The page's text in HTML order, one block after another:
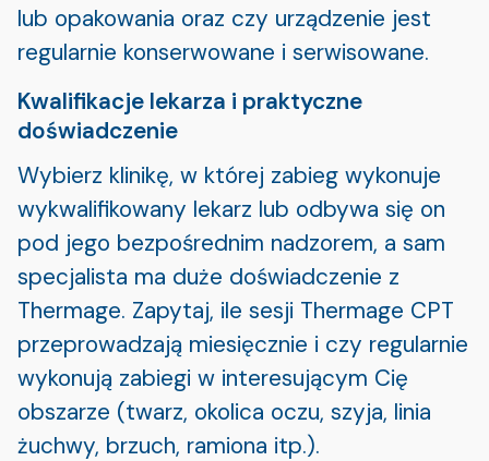
lub opakowania oraz czy urządzenie jest
regularnie konserwowane i serwisowane.
Kwalifikacje lekarza i praktyczne
doświadczenie
Wybierz klinikę, w której zabieg wykonuje
wykwalifikowany lekarz lub odbywa się on
pod jego bezpośrednim nadzorem, a sam
specjalista ma duże doświadczenie z
Thermage. Zapytaj, ile sesji Thermage CPT
przeprowadzają miesięcznie i czy regularnie
wykonują zabiegi w interesującym Cię
obszarze (twarz, okolica oczu, szyja, linia
żuchwy, brzuch, ramiona itp.).